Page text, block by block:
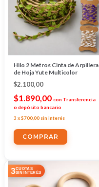
Hilo 2 Metros Cinta de Arpillera
de Hoja Yute Multicolor
$2.100,00
$1.890,00 con Transferencia
o depósito bancario
3 x$700,00 sin interés
COMPRAR
3CUOTAS
SIN INTERÉS